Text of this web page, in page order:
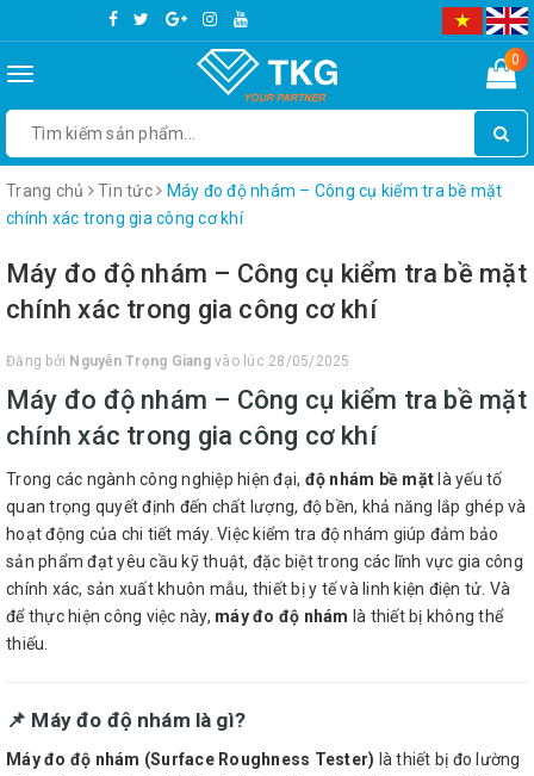
Toggle
0
Trang chủ Tin tức
Máy đo độ nhám – Công cụ kiểm tra bề mặt
chính xác trong gia công cơ khí
Máy đo độ nhám – Công cụ kiểm tra bề mặt
chính xác trong gia công cơ khí
Đăng bởi Nguyễn Trọng Giangvào lúc 28/05/2025
Máy đo độ nhám – Công cụ kiểm tra bề mặt
chính xác trong gia công cơ khí
Trong các ngành công nghiệp hiện đại, độ nhám bề mặt là yếu tố
quan trọng quyết định đến chất lượng, độ bền, khả năng lắp ghép và
hoạt động của chi tiết máy. Việc kiểm tra độ nhám giúp đảm bảo
sản phẩm đạt yêu cầu kỹ thuật, đặc biệt trong các lĩnh vực gia công
chính xác, sản xuất khuôn mẫu, thiết bị y tế và linh kiện điện tử. Và
để thực hiện công việc này, máy đo độ nhám là thiết bị không thể
thiếu.
📌 Máy đo độ nhám là gì?
Máy đo độ nhám (Surface Roughness Tester) là thiết bị đo lường